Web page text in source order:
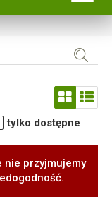
tylko dostępne
nie przyjmujemy